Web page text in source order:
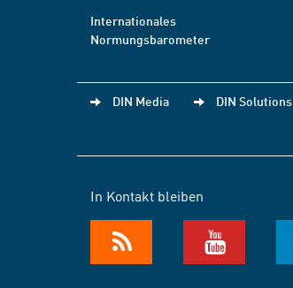
Internationales
Normungsbarometer
DIN Media DIN Solutions
In Kontakt bleiben